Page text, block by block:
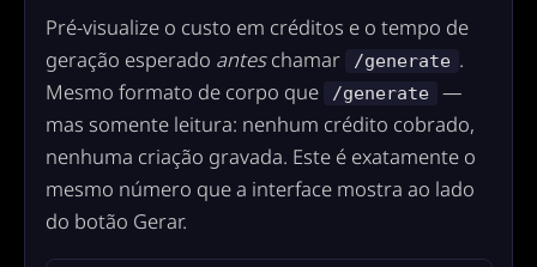
Pré-visualize o custo em créditos e o tempo de
geração esperado anteschamar /generate .
Mesmo formato de corpo que
/generate
—
mas somente leitura: nenhum crédito cobrado,
nenhuma criação gravada. Este é exatamente o
mesmo número que a interface mostra ao lado
do botão Gerar.